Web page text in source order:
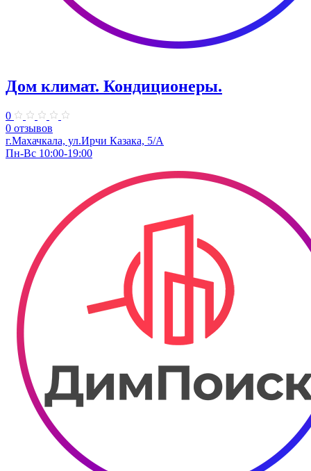
Дом климат. Кондиционеры.
0
0 отзывов
г.Махачкала, ​ул.Ирчи Казака, 5/А
Пн-Вс 10:00-19:00